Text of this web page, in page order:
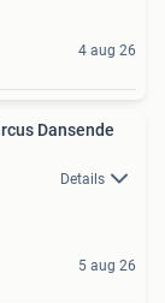
4 aug 26
Dansende
Details
5 aug 26